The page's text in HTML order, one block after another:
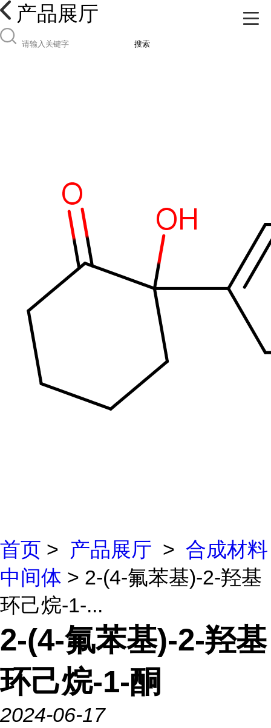
产品展厅
搜索
首页 > 产品展厅 > 合成材料
中间体 > 2-(4-氟苯基)-2-羟基
环己烷-1-...
2-(4-氟苯基)-2-羟基
环己烷-1-酮
2024-06-17